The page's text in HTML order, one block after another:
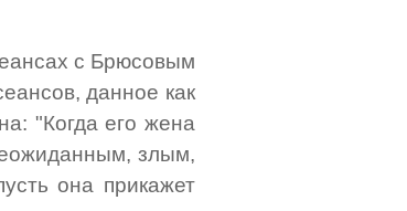
с Брюсовым
данное как
"Когда его жена
злым,
она прикажет